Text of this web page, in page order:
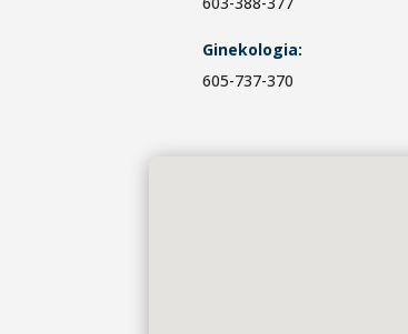
Ginekologia:
605-737-370